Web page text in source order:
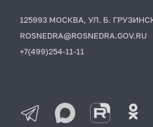
125993 МОСКВА, УЛ. Б.
ROSNEDRA@ROSNEDRA.GOV.RU
+7(499)254-11-11